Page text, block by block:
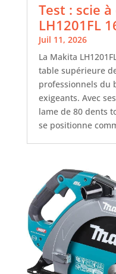
Test : scie
LH1201FL
Juil 11, 2026
La Makita
table supérieure
professionnels du
exigeants. Avec
lame de 80 dents
se positionne